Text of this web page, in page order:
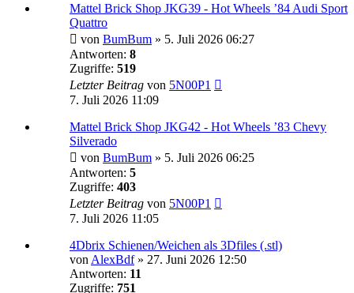
Mattel Brick Shop JKG39 - Hot Wheels ’84 Audi Sport
Quattro
von BumBum » 5. Juli 2026 06:27
Antworten: 8
Zugriffe: 519
Letzter Beitrag von 5N00P1
7. Juli 2026 11:09
Mattel Brick Shop JKG42 - Hot Wheels ’83 Chevy
Silverado
von BumBum » 5. Juli 2026 06:25
Antworten: 5
Zugriffe: 403
Letzter Beitrag von 5N00P1
7. Juli 2026 11:05
4Dbrix Schienen/Weichen als 3Dfiles (.stl)
von AlexBdf» 27. Juni 2026 12:50
Antworten: 11
Zugriffe: 751